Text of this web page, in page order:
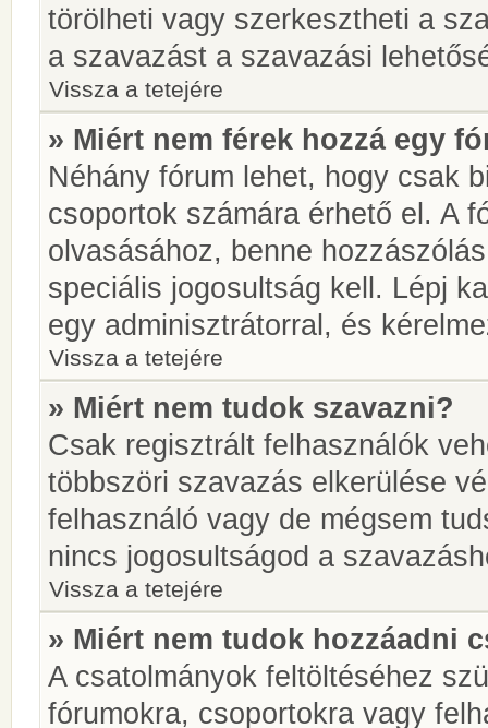
törölheti vagy szerkesztheti a
a szavazást a szavazási
Vissza a tetejére
» Miért nem férek hozzá egy
Néhány fórum lehet, hogy csak
csoportok számára érhető el. A
olvasásához, benne
speciális jogosultság kell. Lépj
egy adminisztrátorral, és
Vissza a tetejére
» Miért nem tudok szavazni?
Csak regisztrált felhasználók
többszöri szavazás elkerülése
felhasználó vagy de mégsem
nincs jogosultságod a
Vissza a tetejére
» Miért nem tudok hozzáadni
A csatolmányok feltöltéséhez
fórumokra, csoportokra vagy